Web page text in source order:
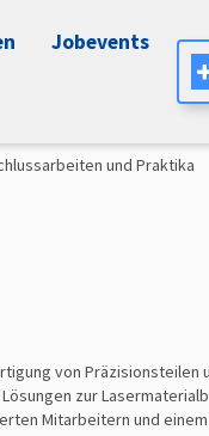
Jobevents
und Praktika
von Präzisionsteilen
zur
Mitarbeitern und